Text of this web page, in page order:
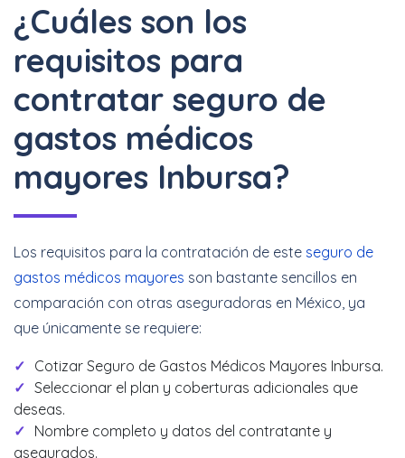
¿Cuáles son los
requisitos para
contratar seguro de
gastos médicos
mayores Inbursa?
Los requisitos para la contratación de este seguro de
gastos médicos mayores son bastante sencillos en
comparación con otras aseguradoras en México, ya
que únicamente se requiere:
Cotizar Seguro de Gastos Médicos Mayores Inbursa.
Seleccionar el plan y coberturas adicionales que
deseas.
Nombre completo y datos del contratante y
asegurados.